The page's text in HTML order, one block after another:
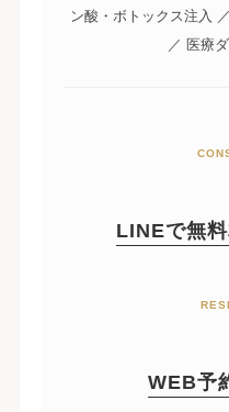
ン酸・ボトックス注入
／ 医療
LINEで無
WEB予